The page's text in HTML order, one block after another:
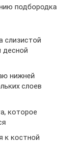
подбородка
слизистой
десной
нижней
слоев
которое
к костной